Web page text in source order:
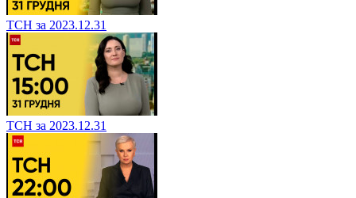
ТСН за 2023.12.31
ТСН за 2023.12.31